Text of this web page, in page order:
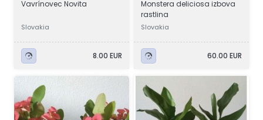
Vavrínovec Novita
Slovakia
8.00 EUR
Monstera deliciosa izbova
rastlina
Slovakia
60.00 EUR